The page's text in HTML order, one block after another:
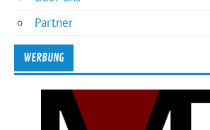
Partner
WERBUNG